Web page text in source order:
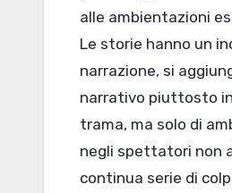
alle ambientazioni
Le storie hanno un
narrazione, si
narrativo piuttosto
trama, ma solo di
negli spettatori non
continua serie di